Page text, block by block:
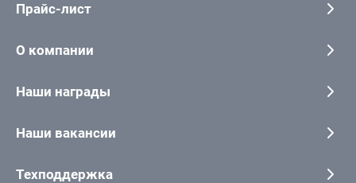
Прайс-лист
О компании
Наши награды
Наши вакансии
Техподдержка